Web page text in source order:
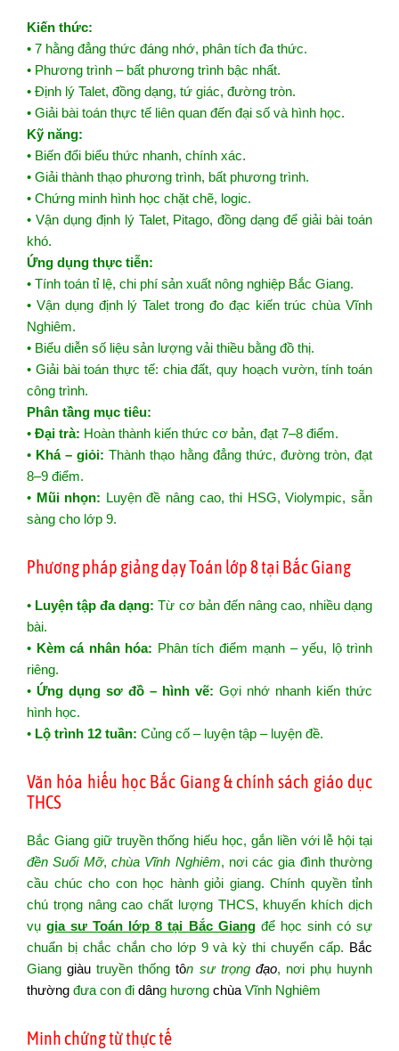
Kiến thức:
• 7 hằng đẳng thức đáng nhớ, phân tích đa thức.
• Phương trình – bất phương trình bậc nhất.
• Định lý Talet, đồng dạng, tứ giác, đường tròn.
• Giải bài toán thực tế liên quan đến đại số và hình học.
Kỹ năng:
• Biến đổi biểu thức nhanh, chính xác.
• Giải thành thạo phương trình, bất phương trình.
• Chứng minh hình học chặt chẽ, logic.
• Vận dụng định lý Talet, Pitago, đồng dạng để giải bài toán
khó.
Ứng dụng thực tiễn:
• Tính toán tỉ lệ, chi phí sản xuất nông nghiệp Bắc Giang.
• Vận dụng định lý Talet trong đo đạc kiến trúc chùa Vĩnh
Nghiêm.
• Biểu diễn số liệu sản lượng vải thiều bằng đồ thị.
• Giải bài toán thực tế: chia đất, quy hoạch vườn, tính toán
công trình.
Phân tầng mục tiêu:
• Đại trà: Hoàn thành kiến thức cơ bản, đạt 7–8 điểm.
• Khá – giỏi: Thành thạo hằng đẳng thức, đường tròn, đạt
8–9 điểm.
• Mũi nhọn: Luyện đề nâng cao, thi HSG, Violympic, sẵn
sàng cho lớp 9.
Phương pháp giảng dạy Toán lớp 8 tại Bắc Giang
• Luyện tập đa dạng: Từ cơ bản đến nâng cao, nhiều dạng
bài.
• Kèm cá nhân hóa: Phân tích điểm mạnh – yếu, lộ trình
riêng.
• Ứng dụng sơ đồ – hình vẽ: Gợi nhớ nhanh kiến thức
hình học.
• Lộ trình 12 tuần: Củng cố – luyện tập – luyện đề.
Văn hóa hiếu học Bắc Giang & chính sách giáo dục
THCS
Bắc Giang giữ truyền thống hiếu học, gắn liền với lễ hội tại
đền Suối Mỡ, chùa Vĩnh Nghiêm, nơi các gia đình thường
cầu chúc cho con học hành giỏi giang. Chính quyền tỉnh
chú trọng nâng cao chất lượng THCS, khuyến khích dịch
vụgia sư Toán lớp 8 tại Bắc Giangđể học sinh có sự
chuẩn bị chắc chắn cho lớp 9 và kỳ thi chuyển cấp. Bắc
Giang giàu truyền thốngtôn sư trọng đạo, nơi phụ huynh
thường đưa con đi dâng hương chùa Vĩnh Nghiêm
Minh chứng từ thực tế